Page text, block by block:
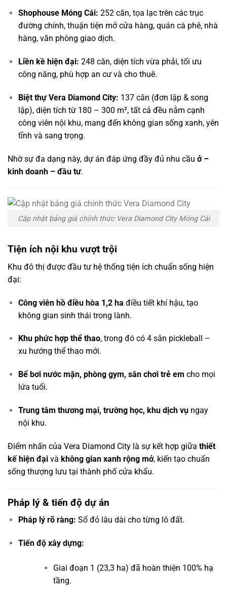
Shophouse Móng Cái: 252 căn, tọa lạc trên các trục
đường chính, thuận tiện mở cửa hàng, quán cà phê, nhà
hàng, văn phòng giao dịch.
Liền kề hiện đại: 248 căn, diện tích vừa phải, tối ưu
công năng, phù hợp an cư và cho thuê.
Biệt thự Vera Diamond City: 137 căn (đơn lập & song
lập), diện tích từ 180 – 300 m², tất cả đều nằm cạnh
công viên nội khu, mang đến không gian sống xanh, yên
tĩnh và sang trọng.
Nhờ sự đa dạng này, dự án đáp ứng đầy đủ nhu cầu ở –
kinh doanh – đầu tư.
Cập nhật bảng giá chính thức Vera Diamond City Móng Cái
Tiện ích nội khu vượt trội
Khu đô thị được đầu tư hệ thống tiện ích chuẩn sống hiện
đại:
Công viên hồ điều hòa 1,2 ha điều tiết khí hậu, tạo
không gian sinh thái trong lành.
Khu phức hợp thể thao, trong đó có 4 sân pickleball –
xu hướng thể thao mới.
Bể bơi nước mặn, phòng gym, sân chơi trẻ em cho mọi
lứa tuổi.
Trung tâm thương mại, trường học, khu dịch vụngay
nội khu.
Điểm nhấn của Vera Diamond City là sự kết hợp giữa thiết
kế hiện đại và không gian xanh rộng mở, kiến tạo chuẩn
sống thượng lưu tại thành phố cửa khẩu.
Pháp lý & tiến độ dự án
Pháp lý rõ ràng: Sổ đỏ lâu dài cho từng lô đất.
Tiến độ xây dựng:
Giai đoạn 1 (23,3 ha) đã hoàn thiện 100% hạ
tầng.